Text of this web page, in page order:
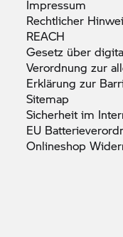
Impressum
Rechtlicher
REACH
Gesetz über
Verordnung zur
Erklärung zur
Sitemap
Sicherheit im
EU
Onlineshop